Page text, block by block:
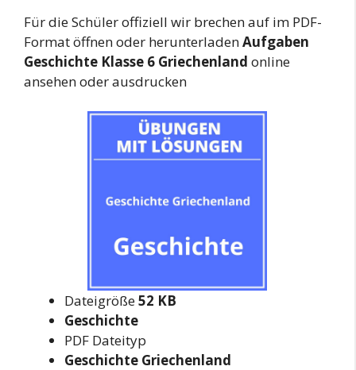
Für die Schüler offiziell wir brechen auf im PDF-
Format öffnen oder herunterladenAufgaben
Geschichte Klasse 6 Griechenland online
ansehen oder ausdrucken
Dateigröße52 KB
Geschichte
PDF Dateityp
Geschichte Griechenland